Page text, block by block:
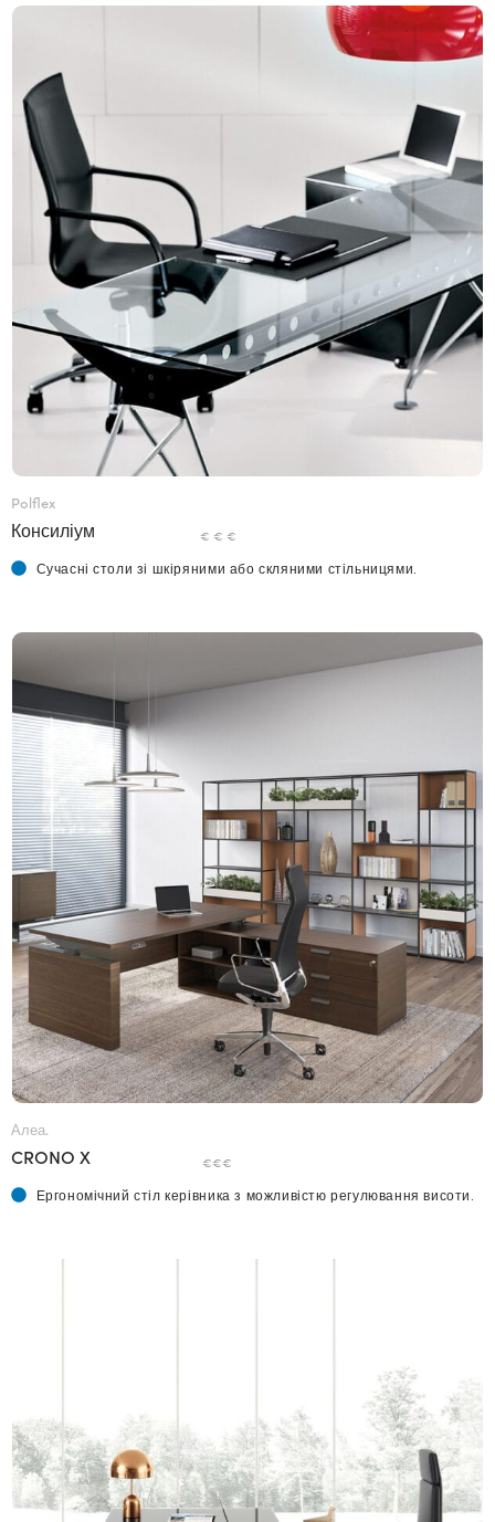
Polflex
Консиліум € € €
Сучасні столи зі шкіряними або скляними стільницями.
Алеа.
CRONO X €€€
Ергономічний стіл керівника з можливістю регулювання висоти.